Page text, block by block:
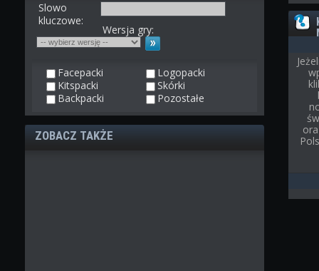
Slowo
kluczowe:
Wersja gry:
Facepacki
Logopacki
Kitspacki
Skórki
Backpacki
Pozostałe
ZOBACZ TAKŻE